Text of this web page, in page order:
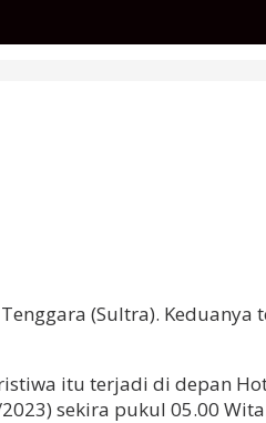
(Sultra). Keduanya
itu terjadi di depan
sekira pukul 05.00